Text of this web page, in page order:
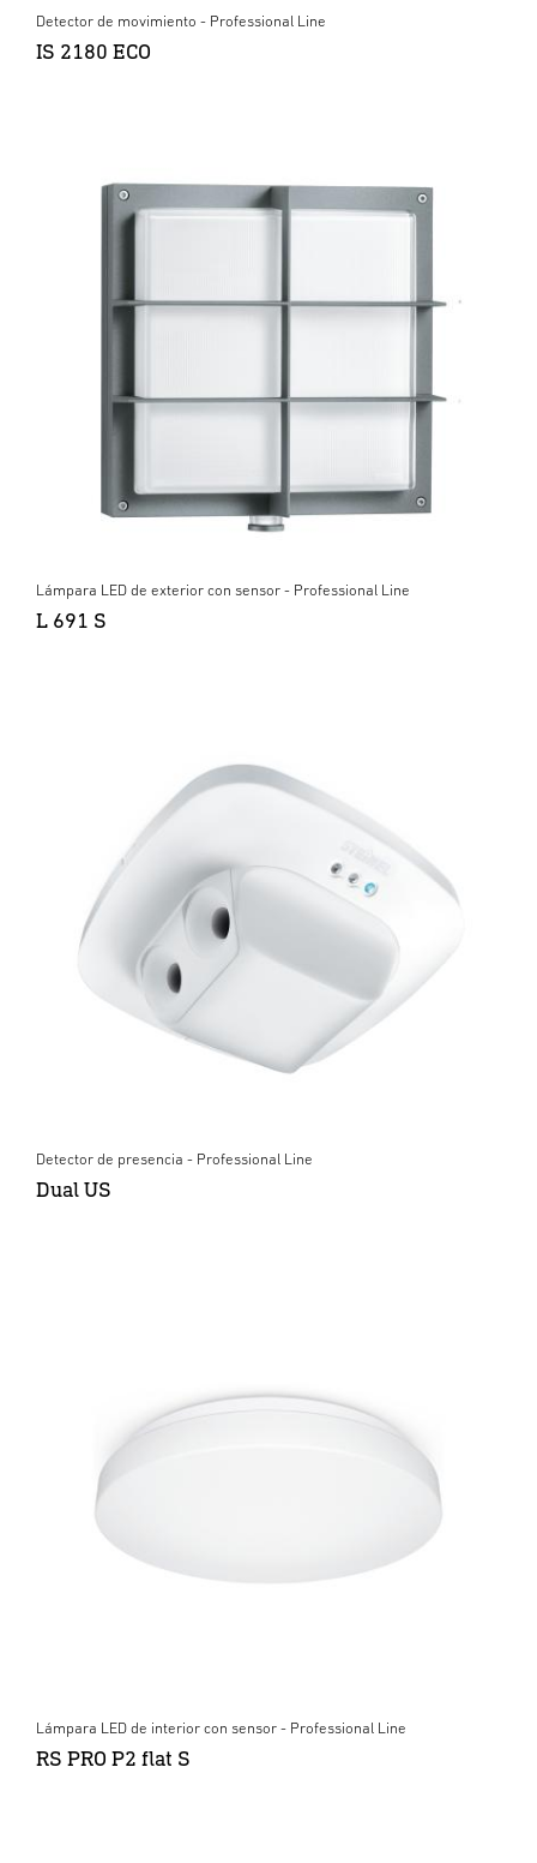
Detector de movimiento - Professional Line
IS 2180 ECO
Lámpara LED de exterior con sensor - Professional Line
L 691 S
Detector de presencia - Professional Line
Dual US
Lámpara LED de interior con sensor - Professional Line
RS PRO P2 flat S